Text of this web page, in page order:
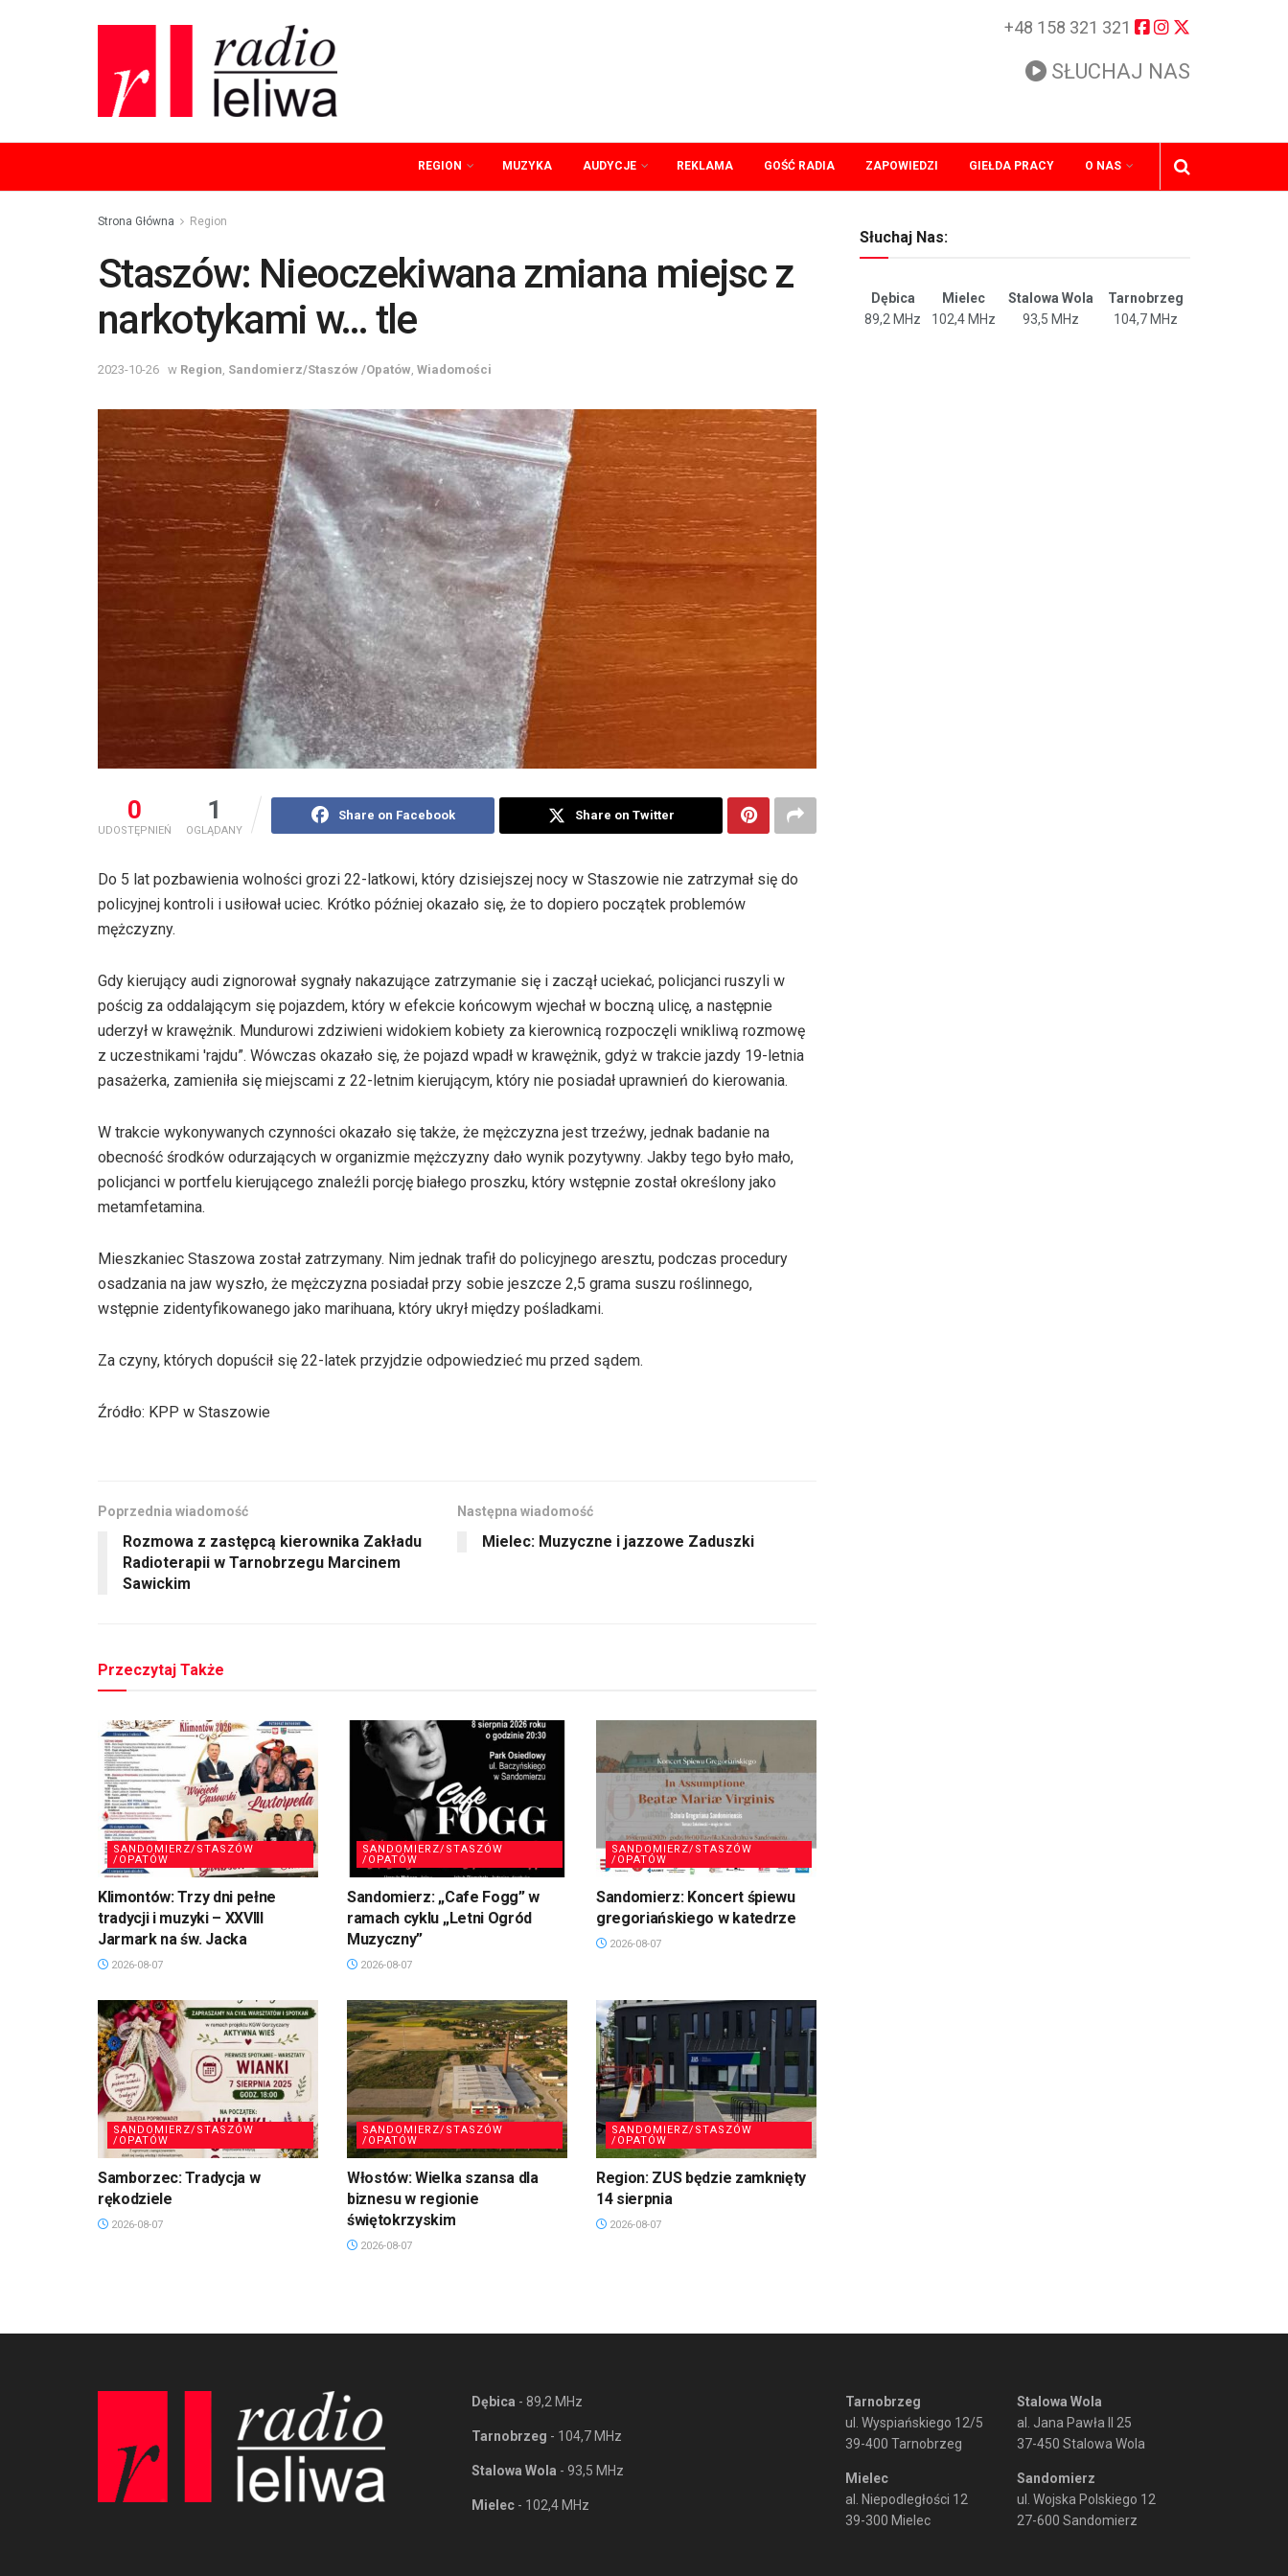
+48 158 321 321
SŁUCHAJ NAS
REGION MUZYKA AUDYCJE REKLAMA GOŚĆ RADIA ZAPOWIEDZI GIEŁDA PRACY O NAS
Strona Główna Region
Staszów: Nieoczekiwana zmiana miejsc z
narkotykami w… tle
2023-10-26 w Region Sandomierz/Staszów /Opatów Wiadomości
0
UDOSTĘPNIEŃ
1
OGLĄDANY
Share on Facebook Share on Twitter
Do 5 lat pozbawienia wolności grozi 22-latkowi, który dzisiejszej nocy w Staszowie nie zatrzymał się do
policyjnej kontroli i usiłował uciec. Krótko później okazało się, że to dopiero początek problemów
mężczyzny.
Gdy kierujący audi zignorował sygnały nakazujące zatrzymanie się i zaczął uciekać, policjanci ruszyli w
pościg za oddalającym się pojazdem, który w efekcie końcowym wjechał w boczną ulicę, a następnie
uderzył w krawężnik. Mundurowi zdziwieni widokiem kobiety za kierownicą rozpoczęli wnikliwą rozmowę
z uczestnikami 'rajdu”. Wówczas okazało się, że pojazd wpadł w krawężnik, gdyż w trakcie jazdy 19-letnia
pasażerka, zamieniła się miejscami z 22-letnim kierującym, który nie posiadał uprawnień do kierowania.
W trakcie wykonywanych czynności okazało się także, że mężczyzna jest trzeźwy, jednak badanie na
obecność środków odurzających w organizmie mężczyzny dało wynik pozytywny. Jakby tego było mało,
policjanci w portfelu kierującego znaleźli porcję białego proszku, który wstępnie został określony jako
metamfetamina.
Mieszkaniec Staszowa został zatrzymany. Nim jednak trafił do policyjnego aresztu, podczas procedury
osadzania na jaw wyszło, że mężczyzna posiadał przy sobie jeszcze 2,5 grama suszu roślinnego,
wstępnie zidentyfikowanego jako marihuana, który ukrył między pośladkami.
Za czyny, których dopuścił się 22-latek przyjdzie odpowiedzieć mu przed sądem.
Źródło: KPP w Staszowie
Poprzednia wiadomość
Rozmowa z zastępcą kierownika Zakładu
Radioterapii w Tarnobrzegu Marcinem
Sawickim
Następna wiadomość
Mielec: Muzyczne i jazzowe Zaduszki
Przeczytaj Także
SANDOMIERZ/STASZÓW
/OPATÓW
Klimontów: Trzy dni pełne
tradycji i muzyki – XXVIII
Jarmark na św. Jacka
2026-08-07
SANDOMIERZ/STASZÓW
/OPATÓW
Sandomierz: „Cafe Fogg” w
ramach cyklu „Letni Ogród
Muzyczny”
2026-08-07
SANDOMIERZ/STASZÓW
/OPATÓW
Sandomierz: Koncert śpiewu
gregoriańskiego w katedrze
2026-08-07
SANDOMIERZ/STASZÓW
/OPATÓW
Samborzec: Tradycja w
rękodziele
2026-08-07
SANDOMIERZ/STASZÓW
/OPATÓW
Włostów: Wielka szansa dla
biznesu w regionie
świętokrzyskim
2026-08-07
SANDOMIERZ/STASZÓW
/OPATÓW
Region: ZUS będzie zamknięty
14 sierpnia
2026-08-07
Słuchaj Nas:
Dębica Mielec Stalowa Wola
Tarnobrzeg
89,2 MHz
102,4 MHz 93,5 MHz 104,7 MHz
Dębica - 89,2 MHz
Tarnobrzeg - 104,7 MHz
Stalowa Wola - 93,5 MHz
Mielec - 102,4 MHz
Tarnobrzeg
ul. Wyspiańskiego 12/5
39-400 Tarnobrzeg
Mielec
al. Niepodległości 12
39-300 Mielec
Stalowa Wola
al. Jana Pawła II 25
37-450 Stalowa Wola
Sandomierz
ul. Wojska Polskiego 12
27-600 Sandomierz